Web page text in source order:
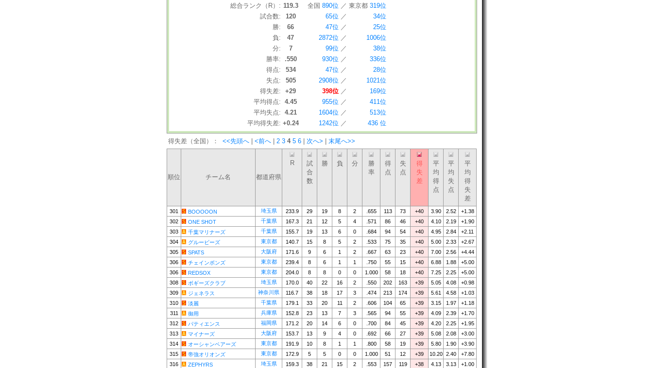
総合ランク（R）: 119.3 全国 890位 ／ 東京都 319位
試合数:
120 65位 ／
34位
勝:
66 47位 ／
25位
負:
47 2872位 ／
1006位
分:
7 99位 ／
38位
勝率:
.550 930位 ／
336位
得点:
534 47位 ／
28位
失点:
505 2908位 ／
1021位
得失差:
+29 398位 ／
169位
平均得点: 4.45 955位 ／
411位
平均失点: 4.21 1604位 ／
513位
平均得失差: +0.24 1242位 ／ 436 位
得失差（全国）： <<先頭へ <前へ 2 3 4 5 6 次へ> 末尾へ>>
順位 チーム名 都道府県
R
試
合
数
勝 負 分
勝
率
得
点
失
点
得
失
差
平
均
得
点
平
均
失
点
平
均
得
失
差
301 BOOOOON 埼玉県 233.9 29 19 8 2 .655 113 73 +40 3.90 2.52
+1.38
302
ONE SHOT 千葉県 167.3 21 12 5 4 .571 86 46 +40 4.10 2.19
+1.90
303
千葉マリナーズ 千葉県 155.7 19 13 6 0 .684 94 54 +40 4.95 2.84
+2.11
304
グルービーズ 東京都 140.7 15 8 5 2 .533 75 35 +40 5.00 2.33
+2.67
305
SPATS 大阪府 171.6 9 6 1 2 .667 63 23 +40 7.00 2.56
+4.44
306
チェインボンズ 東京都 239.4 8 6 1 1 .750 55 15 +40 6.88 1.88
+5.00
306
REDSOX 東京都 204.0 8 8 0 0 1.000 58 18 +40 7.25 2.25
+5.00
308
ボギーズクラブ 埼玉県 170.0 40 22 16 2 .550 202 163 +39 5.05 4.08
+0.98
309
ジェネラス 神奈川県 116.7 38 18 17 3 .474 213 174 +39 5.61 4.58
+1.03
310
淡麗 千葉県 179.1 33 20 11 2 .606 104 65 +39 3.15 1.97
+1.18
311
御用 兵庫県 152.8 23 13 7 3 .565 94 55 +39 4.09 2.39
+1.70
312
パティエンス 福岡県 171.2 20 14 6 0 .700 84 45 +39 4.20 2.25
+1.95
313
マイナーズ 大阪府 153.7 13 9 4 0 .692 66 27 +39 5.08 2.08
+3.00
314
オーシャンベアーズ 東京都 191.9 10 8 1 1 .800 58 19 +39 5.80 1.90
+3.90
315
帝強オリオンズ 東京都 172.9 5 5 0 0 1.000 51 12 +39 10.20 2.40
+7.80
316
ZEPHYRS 埼玉県 159.3 38 21 15 2 .553 157 119 +38 4.13 3.13
+1.00